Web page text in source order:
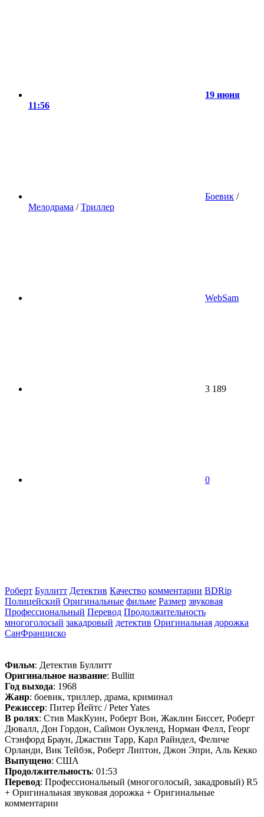
19 июня
11:56
Боевик /
Мелодрама /Триллер
WebSam
3 189
0
Роберт Буллитт Детектив Качество комментарии BDRip
Полицейский Оригинальные фильме Размер звуковая
Профессиональный Перевод Продолжительность
многоголосый закадровый детектив Оригинальная дорожка
СанФранциско
Фильм: Детектив Буллитт
Оригинальное название: Bullitt
Год выхода: 1968
Жанр: боевик, триллер, драма, криминал
Режиссер: Питер Йейтс / Peter Yates
В ролях: Стив МакКуин, Роберт Вон, Жаклин Биссет, Роберт
Дювалл, Дон Гордон, Саймон Оукленд, Норман Фелл, Георг
Стэнфорд Браун, Джастин Тарр, Карл Райндел, Феличе
Орланди, Вик Тейбэк, Роберт Липтон, Джон Эпри, Аль Кекко
Выпущено: США
Продолжительность: 01:53
Перевод: Профессиональный (многоголосый, закадровый) R5
+ Оригинальная звуковая дорожка + Оригинальные
комментарии